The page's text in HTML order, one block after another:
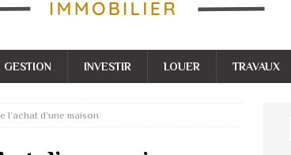
GESTION INVESTIR LOUER TRAVAUX
l’achat d’une maison